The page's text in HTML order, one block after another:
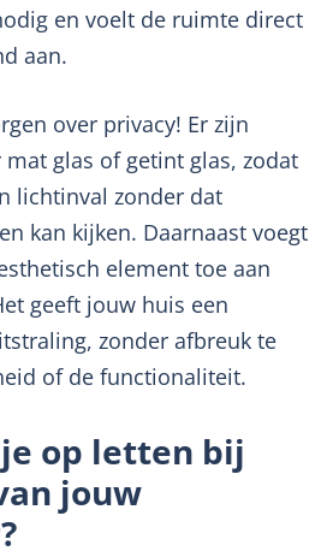
en voelt de ruimte direct
aan.
over privacy! Er zijn
glas of getint glas, zodat
lichtinval zonder dat
kan kijken. Daarnaast voegt
element toe aan
geeft jouw huis een
zonder afbreuk te
of de functionaliteit.
op letten bij
jouw